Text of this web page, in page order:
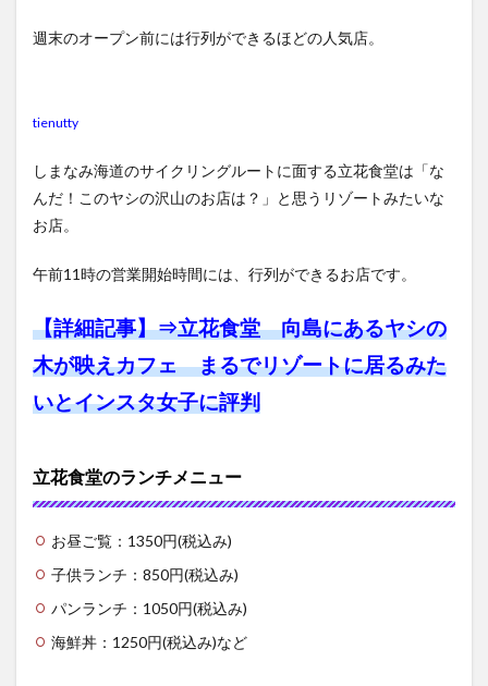
週末のオープン前には行列ができるほどの人気店。
tienutty
しまなみ海道のサイクリングルートに面する立花食堂は「な
んだ！このヤシの沢山のお店は？」と思うリゾートみたいな
お店。
午前11時の営業開始時間には、行列ができるお店です。
【詳細記事】⇒立花食堂 向島にあるヤシの
木が映えカフェ まるでリゾートに居るみた
いとインスタ女子に評判
立花食堂のランチメニュー
お昼ご覧：1350円(税込み)
子供ランチ：850円(税込み)
パンランチ：1050円(税込み)
海鮮丼：1250円(税込み)など